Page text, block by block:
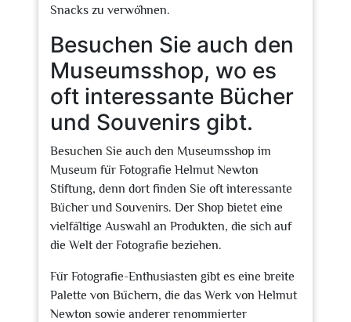
Snacks zu verwöhnen.
Besuchen Sie auch den
Museumsshop, wo es
oft interessante Bücher
und Souvenirs gibt.
Besuchen Sie auch den Museumsshop im
Museum für Fotografie Helmut Newton
Stiftung, denn dort finden Sie oft interessante
Bücher und Souvenirs. Der Shop bietet eine
vielfältige Auswahl an Produkten, die sich auf
die Welt der Fotografie beziehen.
Für Fotografie-Enthusiasten gibt es eine breite
Palette von Büchern, die das Werk von Helmut
Newton sowie anderer renommierter